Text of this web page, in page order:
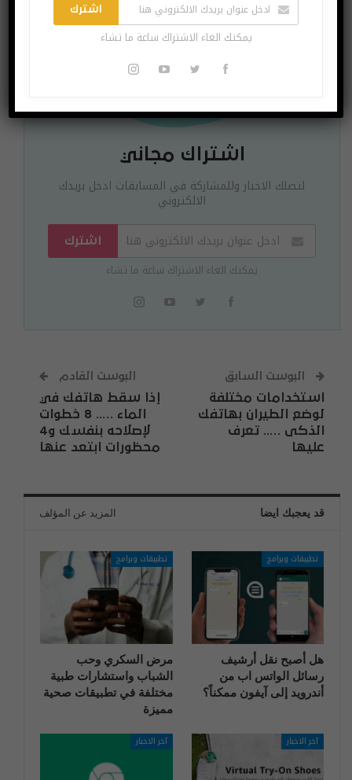
اشتراك مجاني
لتصلك الاخبار وللمشاركة في المسابقات ادخل بريدك
الالكتروني
اشترك
يمكنك الغاء الاشتراك ساعة ما تشاء
البوست السابق
استخدامات مختلفة
لوضع الطيران بهاتفك
الذكى ….. تعرف
عليها
البوست القادم
إذا سقط هاتفك في
الماء ….. 8 خطوات
لإصلاحه بنفسك و4
محظورات ابتعد عنها
قد يعجبك ايضا المزيد عن المؤلف
تطبيقات وبرامج
هل أصبح نقل أرشيف
رسائل الواتس اب من
أندرويد إلى آيفون ممكناً؟
تطبيقات وبرامج
مرض السكري وحب
الشباب واستشارات طبية
مختلفة في تطبيقات صحية
مميزة
آخر الاخبار آخر الاخبار
اشترك
يمكنك الغاء الاشتراك ساعة ما تشاء